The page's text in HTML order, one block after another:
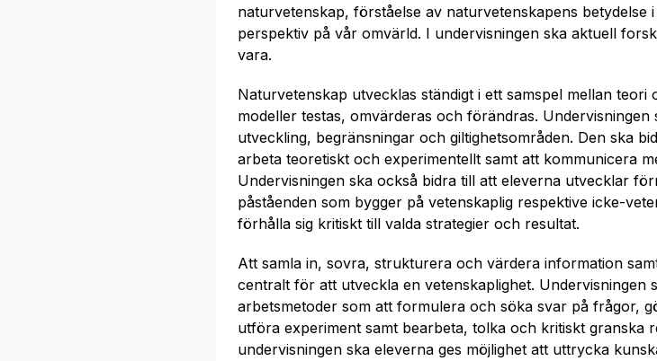
naturvetenskap, förståelse av naturvetenskapens betydelse
perspektiv på vår omvärld. I undervisningen ska aktuell
vara.
Naturvetenskap utvecklas ständigt i ett samspel mellan
modeller testas, omvärderas och förändras.
utveckling, begränsningar och giltighetsområden. Den ska
arbeta teoretiskt och experimentellt samt att kommunicera
Undervisningen ska också bidra till att eleverna utvecklar
påståenden som bygger på vetenskaplig respektive icke-
förhålla sig kritiskt till valda strategier och resultat.
Att samla in, sovra, strukturera och värdera information
centralt för att utveckla en vetenskaplighet. Undervisningen
arbetsmetoder som att formulera och söka svar på frågor,
utföra experiment samt bearbeta, tolka och kritiskt granska
undervisningen ska eleverna ges möjlighet att uttrycka